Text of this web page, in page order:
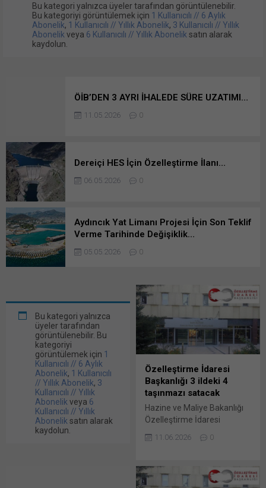
Bu kategori yalnızca üyeler tarafından görüntülenebilir.
Bu kategoriyi görüntülemek için 1 Kullanıcılı // 6 Aylık
Abonelik, 1 Kullanıcılı // Yıllık Abonelik, 3 Kullanıcılı // Yıllık
Abonelik veya 6 Kullanıcılı // Yıllık Abonelik satın alarak
kaydolun.
ÖİB’DEN 3 AYRI İHALEDE SÜRE UZATIMI…
11.05.2026 0
Dereiçi HES İçin Özelleştirme İlanı…
06.05.2026 0
Aydıncık Yat Limanı Projesi İçin Son Teklif
Verme Tarihinde Değişiklik…
05.05.2026 0
Bu kategori yalnızca
üyeler tarafından
görüntülenebilir. Bu
kategoriyi
görüntülemek için 1
Kullanıcılı // 6 Aylık
Abonelik, 1 Kullanıcılı
// Yıllık Abonelik, 3
Kullanıcılı // Yıllık
Abonelik veya 6
Kullanıcılı // Yıllık
Abonelik satın alarak
kaydolun.
Özelleştirme İdaresi
Başkanlığı 3 ildeki 4
taşınmazı satacak
Hazine ve Maliye Bakanlığı
Özelleştirme İdaresi
Başkanlığı (ÖİB), 3 ildeki 4
taşınmazı satış yöntemiyle
yatırımcılara yönelik
duyurusu, Resmi Gazete’de
11.06.2026 0